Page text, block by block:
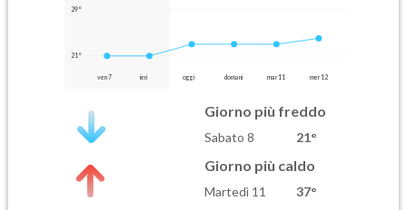
29°
21°
ven 7 ieri oggi domani mar 11 mer 12
Giorno più freddo
Sabato 8 21°
Giorno più caldo
Martedì 11 37°